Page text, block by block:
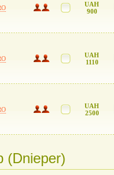
UAH
900
UAH
1110
UAH
2500
(Dnieper)